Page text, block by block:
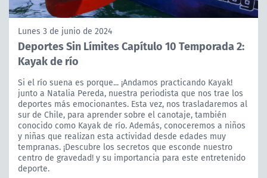
Lunes 3 de junio de 2024
Deportes Sin Límites Capítulo 10 Temporada 2:
Kayak de río
Si el río suena es porque... ¡Andamos practicando Kayak!
junto a Natalia Pereda, nuestra periodista que nos trae los
deportes más emocionantes. Esta vez, nos trasladaremos al
sur de Chile, para aprender sobre el canotaje, también
conocido como Kayak de río. Además, conoceremos a niños
y niñas que realizan esta actividad desde edades muy
tempranas. ¡Descubre los secretos que esconde nuestro
centro de gravedad! y su importancia para este entretenido
deporte.